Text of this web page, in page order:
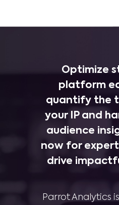
Optimize
platform
quantify the
your IP and
audience
now for
drive
Parrot Analytics